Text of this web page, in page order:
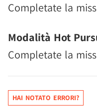
Completate la
Modalità Hot
Completate la
HAI NOTATO ERRORI?